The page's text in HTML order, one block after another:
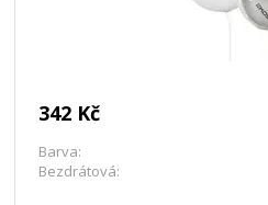
342 Kč
Barva:
Bezdrátová: